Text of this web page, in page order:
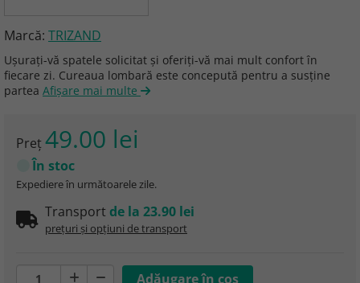
Marcă: TRIZAND
Ușurați-vă spatele solicitat și oferiți-vă mai mult confort în
fiecare zi. Cureaua lombară este concepută pentru a susține
partea Afişare mai multe
Preţ 49.00 lei
În stoc
Expediere în următoarele zile.
Transport de la 23.90 lei
prețuri și opțiuni de transport